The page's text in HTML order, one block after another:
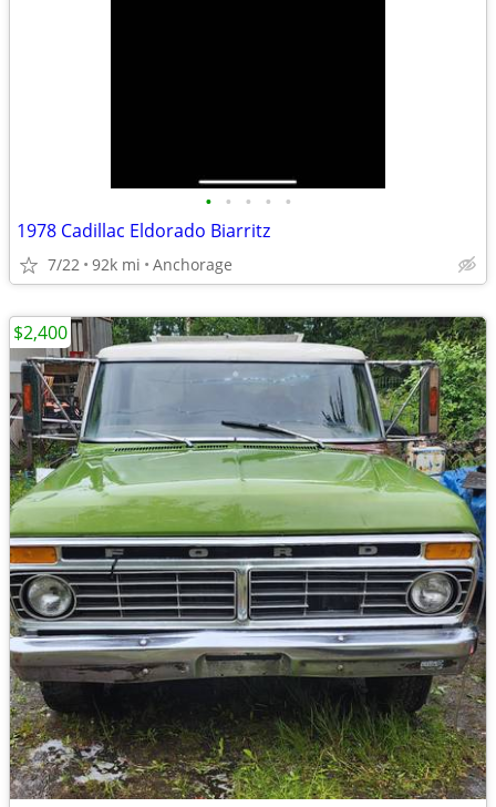
• • • • •
1978 Cadillac Eldorado Biarritz
7/22 92k mi Anchorage
$2,400